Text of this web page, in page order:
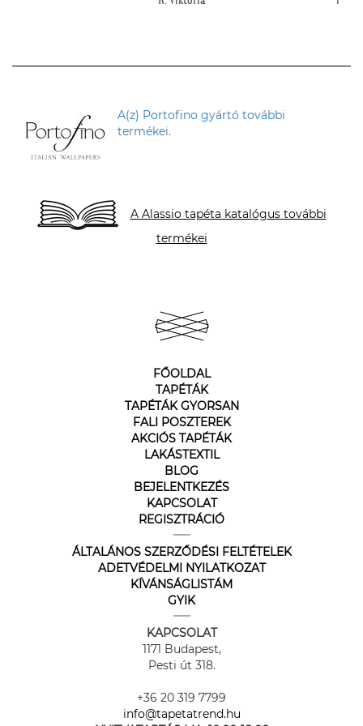
A(z) Portofino gyártó további
termékei.
A Alassio tapéta katalógus további
termékei
FŐOLDAL
TAPÉTÁK
TAPÉTÁK GYORSAN
FALI POSZTEREK
AKCIÓS TAPÉTÁK
LAKÁSTEXTIL
BLOG
BEJELENTKEZÉS
KAPCSOLAT
REGISZTRÁCIÓ
ÁLTALÁNOS SZERZŐDÉSI FELTÉTELEK
ADETVÉDELMI NYILATKOZAT
KÍVÁNSÁGLISTÁM
GYIK
KAPCSOLAT
1171 Budapest,
Pesti út 318.
+36 20 319 7799
info@tapetatrend.hu